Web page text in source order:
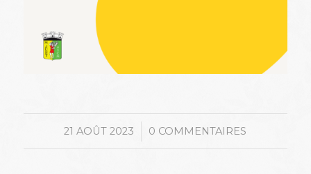
21 AOÛT 2023
/ 0 COMMENTAIRES